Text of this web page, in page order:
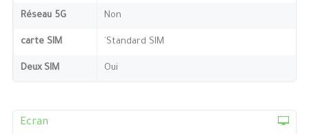
Réseau 5G Non
carte SIM `Standard SIM
Deux SIM Oui
Ecran